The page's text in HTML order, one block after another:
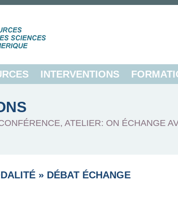
INTERVENTIONS
ATELIER: ON ÉCHANGE
» DÉBAT ÉCHANGE